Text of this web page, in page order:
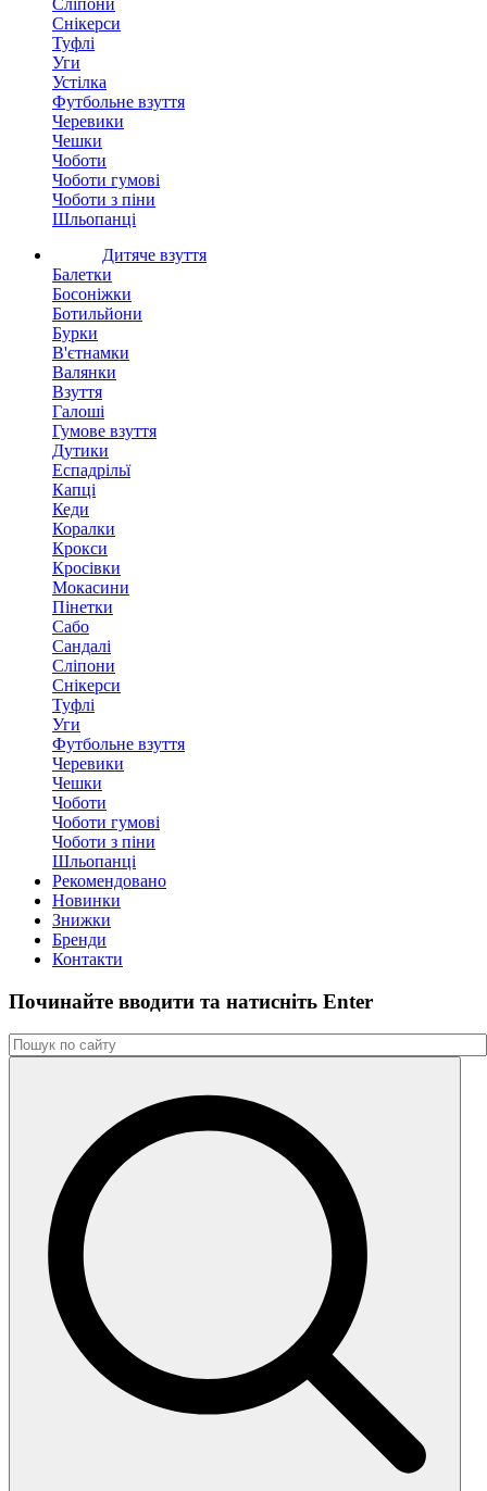
Сліпони
Снікерси
Туфлі
Уги
Устілка
Футбольне взуття
Черевики
Чешки
Чоботи
Чоботи гумові
Чоботи з піни
Шльопанці
Дитяче взуття
Балетки
Босоніжки
Ботильйони
Бурки
В'єтнамки
Валянки
Взуття
Галоші
Гумове взуття
Дутики
Еспадрільї
Капці
Кеди
Коралки
Крокси
Кросівки
Мокасини
Пінетки
Сабо
Сандалі
Сліпони
Снікерси
Туфлі
Уги
Футбольне взуття
Черевики
Чешки
Чоботи
Чоботи гумові
Чоботи з піни
Шльопанці
Рекомендовано
Новинки
Знижки
Бренди
Контакти
Починайте вводити та натиснiть Enter